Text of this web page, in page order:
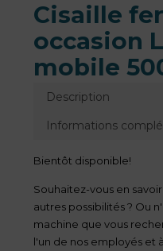
Cisaille
occasion
mobile
Description
Informations
Bientôt disponible!
Souhaitez-vous en
autres possibilités ? Ou
machine que vous
l'un de nos employés et